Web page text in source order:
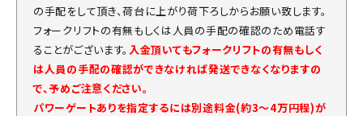
の手配をして頂き、荷台に上がり荷下ろしからお願い致します。
フォークリフトの有無もしくは人員の手配の確認のため電話す
ることがございます。 入金頂いてもフォークリフトの有無もしく
は人員の手配の確認ができなければ発送できなくなりますの
で、予めご注意ください。
パワーゲートありを指定するには別途料金(約3～4万円程)が